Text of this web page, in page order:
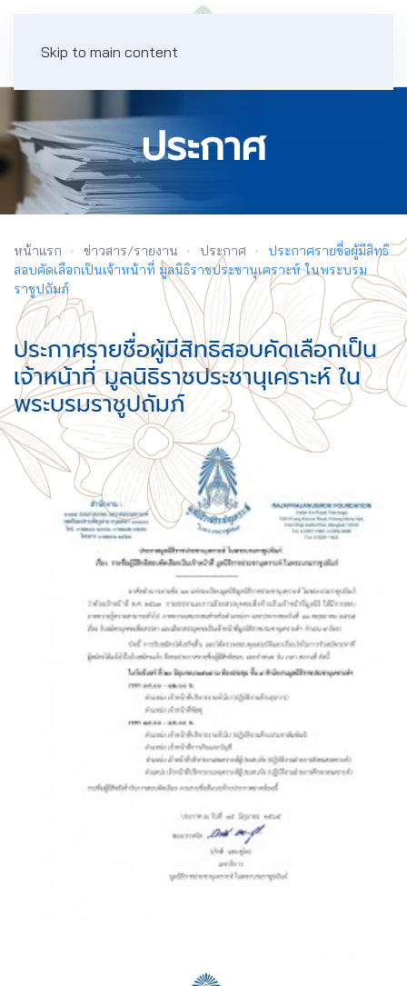
Skip to main content
ประกาศ
หน้าแรก ข่าวสาร/รายงาน ประกาศ
ประกาศรายชื่อผู้มีสิทธิ
สอบคัดเลือกเป็นเจ้าหน้าที่ มูลนิธิราชประชานุเคราะห์ ในพระบรม
ราชูปถัมภ์
ประกาศรายชื่อผู้มีสิทธิสอบคัดเลือกเป็น
เจ้าหน้าที่ มูลนิธิราชประชานุเคราะห์ ใน
พระบรมราชูปถัมภ์